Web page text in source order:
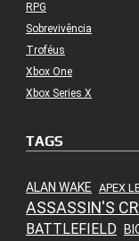
RPG
Sobrevivência
Troféus
Xbox One
Xbox Series X
TAGS
ALAN WAKE APEX
ASSASSIN'S
BATTLEFIELD